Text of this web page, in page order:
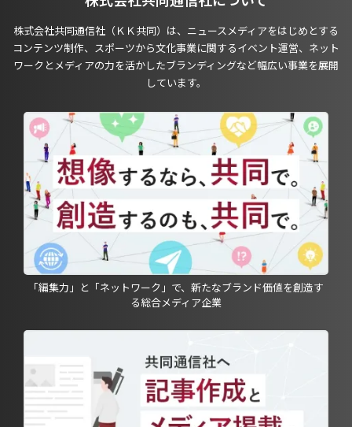
株式会社共同通信社（ＫＫ共同）は、ニュースメディアをはじめとする
コンテンツ制作、スポーツから文化事業に関するイベント運営、ネット
ワークとメディアの力を活かしたブランディングなど幅広い事業を展開
しています。
「編集力」と「ネットワーク」で、新たなブランド価値を創造す
る総合メディア企業